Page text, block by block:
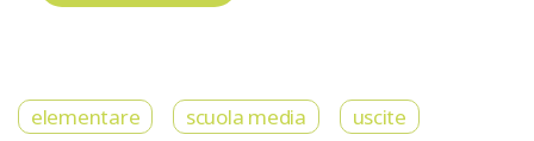
elementare scuola media uscite